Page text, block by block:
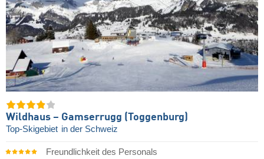
Wildhaus – Gamserrugg (Toggenburg)
Top-Skigebiet in der Schweiz
Freundlichkeit des Personals